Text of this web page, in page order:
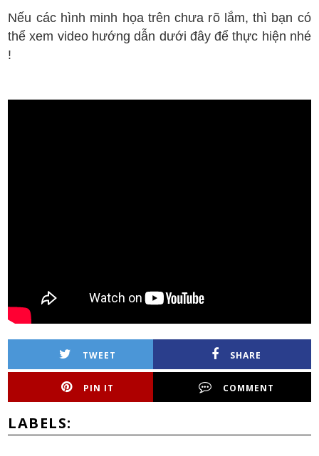
Nếu các hình minh họa trên chưa rõ l ắm, thì bạn có
thể xem video hướng dẫn dưới đâyđể thực hiện nhé
!
TWEET SHARE
PIN IT COMMENT
LABELS: